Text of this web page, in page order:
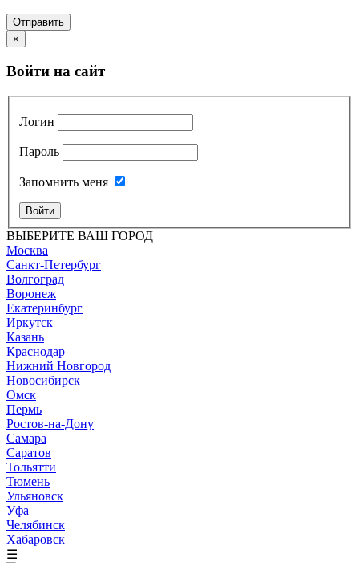
Отправить
×
Войти на сайт
Логин
Пароль
Запомнить меня
Войти
ВЫБЕРИТЕ ВАШ ГОРОД
Москва
Санкт-Петербург
Волгоград
Воронеж
Екатеринбург
Иркутск
Казань
Краснодар
Нижний Новгород
Новосибирск
Омск
Пермь
Ростов-на-Дону
Самара
Саратов
Тольятти
Тюмень
Ульяновск
Уфа
Челябинск
Хабаровск
☰